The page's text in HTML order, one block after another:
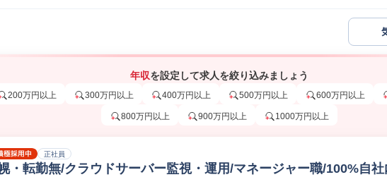
年収を設定して求人を絞り込みましょう
200万円以上 300万円以上 400万円以上 500万円以上 600万円以上
800万円以上 900万円以上 1000万円以上
正社員
・転勤無/クラウドサーバー監視・運用/マネージャー職/100%自